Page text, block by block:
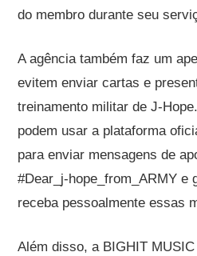
do membro durante seu
A agência também faz um
evitem enviar cartas e
treinamento militar de J-
podem usar a plataforma
para enviar mensagens de
#Dear_j-hope_from_ARMY e
receba pessoalmente essas
Além disso, a BIGHIT